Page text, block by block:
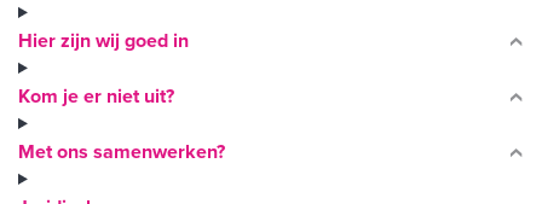
Hier zijn wij goed in
Kom je er niet uit?
Met ons samenwerken?